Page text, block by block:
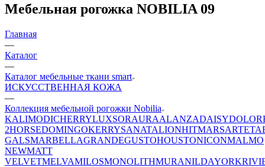
Мебельная рогожка NOBILIA 09
Главная
—
Каталог
—
Каталог мебельные ткани smart
ИСКУССТВЕННАЯ КОЖА
—
Коллекция мебельной рогожки Nobilia
KALIMODICHERRYLUXSORAURAALANZADAISY
2HORSEDOMINGOKERRYSANATALIONHITMARSARTE
GALSMARBELLAGRANDEGUSTOHOUSTONICONMALMO
NEWMATT
VELVETMELVAMILOSMONOLITHMURANILDAYORK